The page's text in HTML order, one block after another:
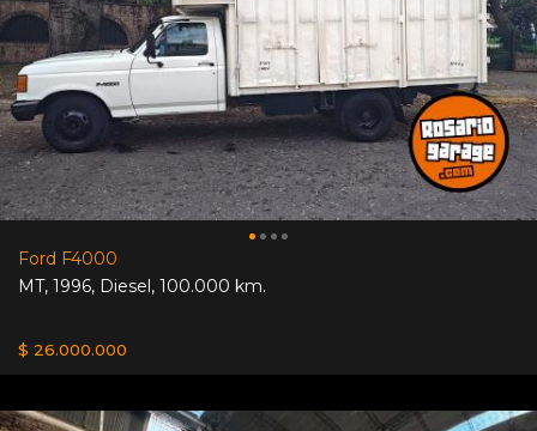
Ford F4000
MT, 1996, Diesel, 100.000 km.
$ 26.000.000